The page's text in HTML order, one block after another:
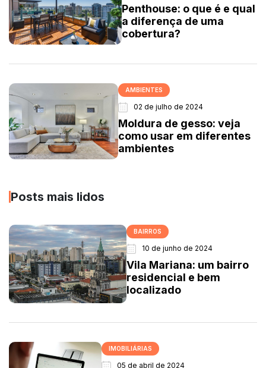
Penthouse: o que é e qual
a diferença de uma
cobertura?
AMBIENTES
02 de julho de 2024
Moldura de gesso: veja
como usar em diferentes
ambientes
Posts mais lidos
BAIRROS
10 de junho de 2024
Vila Mariana: um bairro
residencial e bem
localizado
IMOBILIÁRIAS
05 de abril de 2024